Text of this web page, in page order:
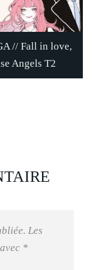
// Fall in love,
Angels T2
Les
*